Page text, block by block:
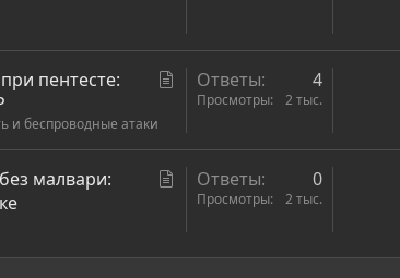
ь
т
пентесте:
и беспроводные атаки
Ответы 4
Просмотры 2 тыс.
малвари:
Ответы 0
Просмотры 2 тыс.